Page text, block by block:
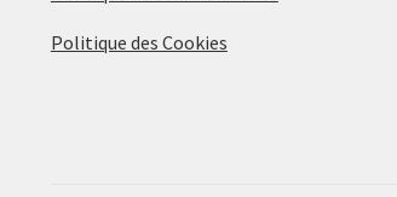
Politique des Cookies